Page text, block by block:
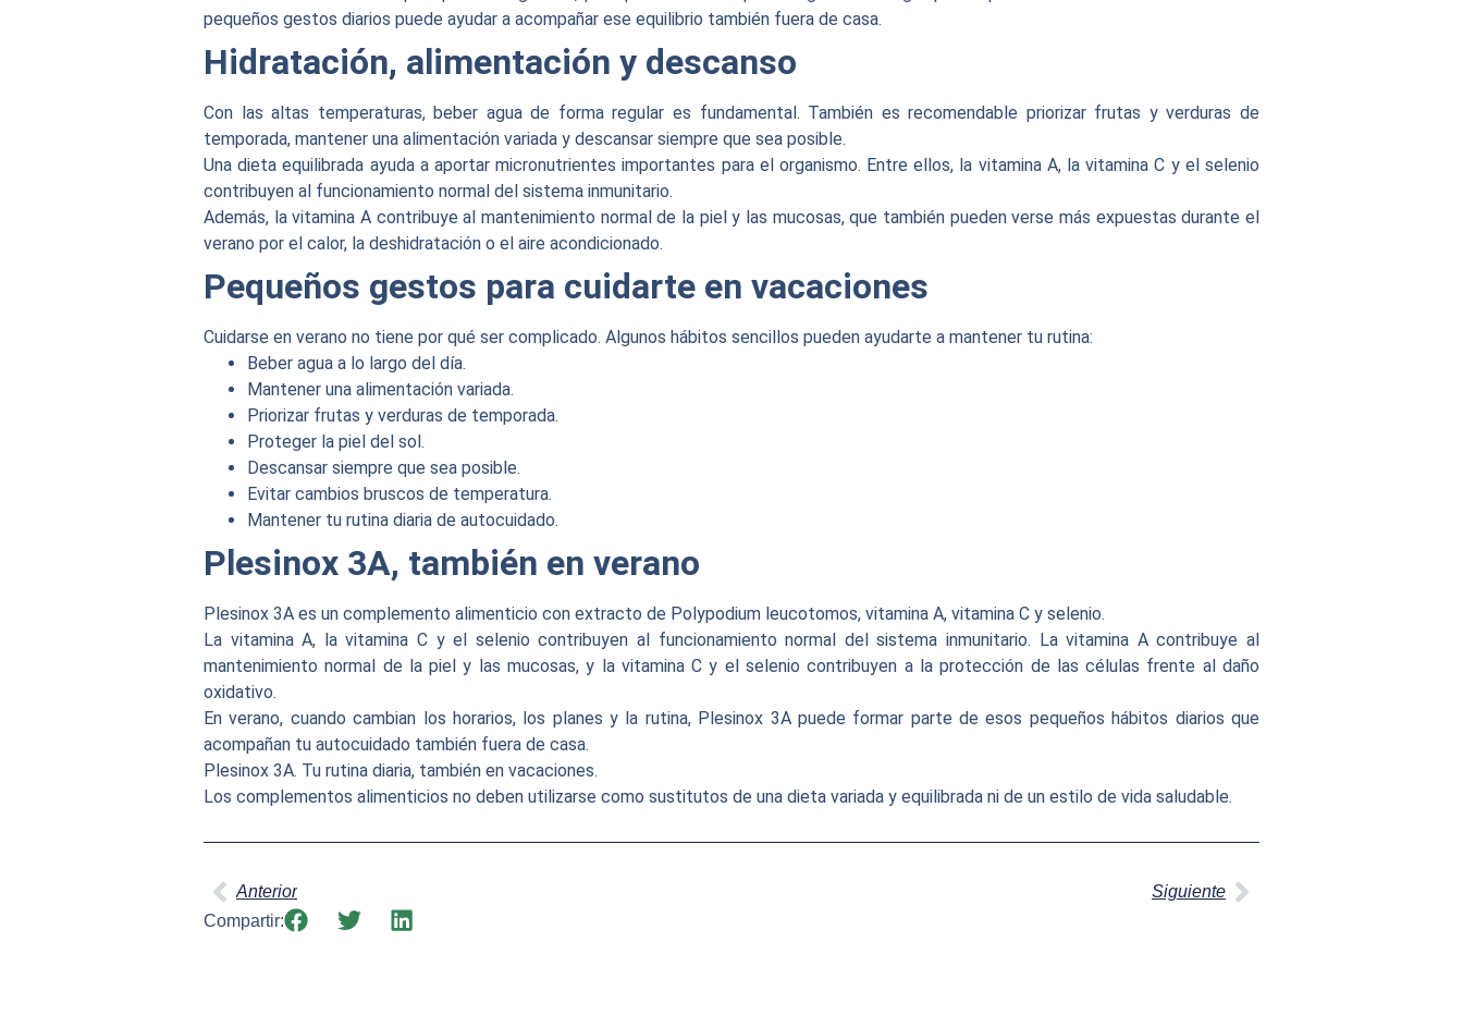
pequeños gestos diarios puede ayudar a acompañar ese equilibrio también fuera de casa.
Hidratación, alimentación y descanso
Con las altas temperaturas, beber agua de forma regular es fundamental. También es recomendable priorizar frutas y verduras de
temporada, mantener una alimentación variada y descansar siempre que sea posible.
Una dieta equilibrada ayuda a aportar micronutrientes importantes para el organismo. Entre ellos, la vitamina A, la vitamina C y el selenio
contribuyen al funcionamiento normal del sistema inmunitario.
Además, la vitamina A contribuye al mantenimiento normal de la piel y las mucosas, que también pueden verse más expuestas durante el
verano por el calor, la deshidratación o el aire acondicionado.
Pequeños gestos para cuidarte en vacaciones
Cuidarse en verano no tiene por qué ser complicado. Algunos hábitos sencillos pueden ayudarte a mantener tu rutina:
Beber agua a lo largo del día.
Mantener una alimentación variada.
Priorizar frutas y verduras de temporada.
Proteger la piel del sol.
Descansar siempre que sea posible.
Evitar cambios bruscos de temperatura.
Mantener tu rutina diaria de autocuidado.
Plesinox 3A, también en verano
Plesinox 3A es un complemento alimenticio con extracto de Polypodium leucotomos, vitamina A, vitamina C y selenio.
La vitamina A, la vitamina C y el selenio contribuyen al funcionamiento normal del sistema inmunitario. La vitamina A contribuye al
mantenimiento normal de la piel y las mucosas, y la vitamina C y el selenio contribuyen a la protección de las células frente al daño
oxidativo.
En verano, cuando cambian los horarios, los planes y la rutina, Plesinox 3A puede formar parte de esos pequeños hábitos diarios que
acompañan tu autocuidado también fuera de casa.
Plesinox 3A. Tu rutina diaria, también en vacaciones.
Los complementos alimenticios no deben utilizarse como sustitutos de una dieta variada y equilibrada ni de un estilo de vida saludable.
Anterior
Siguiente
Compartir: